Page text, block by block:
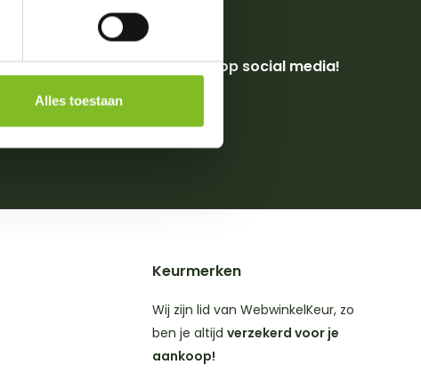
Alles toestaan
4,8op
Volg ons op social media!
Keurmerken
Wij zijn lid van WebwinkelKeur, zo
ben je altijd verzekerd voor je
aankoop!